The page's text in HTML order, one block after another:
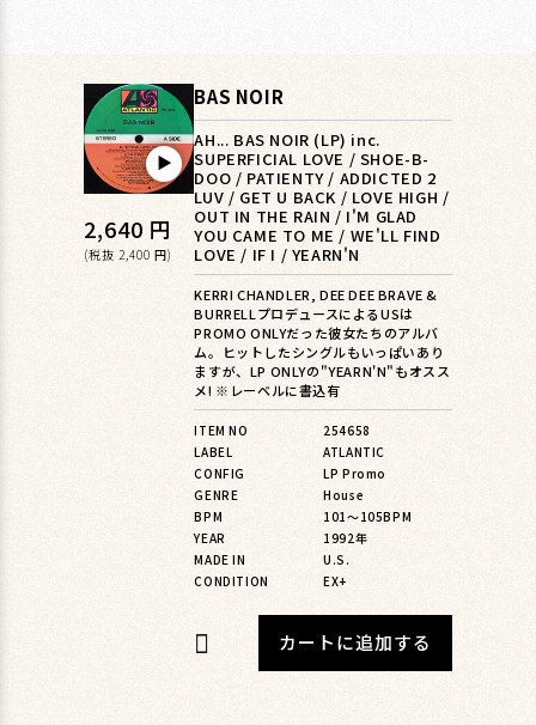
▶︎
通
常
2,640 円
(税抜 2,400 円)
BAS NOIR
AH... BAS NOIR (LP) inc.
SUPERFICIAL LOVE / SHOE-B-
DOO / PATIENTY / ADDICTED 2
LUV / GET U BACK / LOVE HIGH /
OUT IN THE RAIN / I'M GLAD
YOU CAME TO ME / WE'LL FIND
LOVE / IF I / YEARN'N
KERRI CHANDLER, DEE DEE BRAVE &
BURRELLプロデュースによるUSは
PROMO ONLYだった彼女たちのアルバ
ム。ヒットしたシングルもいっぱいあり
ますが、LP ONLYの"YEARN'N"もオスス
メ! ※レーベルに書込有
ITEM NO
254658
LABEL
ATLANTIC
CONFIG
LP Promo
GENRE
House
BPM
101〜105BPM
YEAR
1992年
MADE IN
U.S.
CONDITION
EX+
カートに追加する